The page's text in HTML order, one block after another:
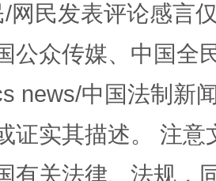
，一次搞定
网民发表评论感言
公众传媒、中国全
news/中国法制新
证实其描述。 注
有关法律、法规，